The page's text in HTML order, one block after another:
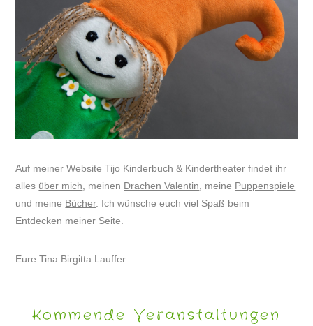
Auf meiner Website Tijo Kinderbuch & Kindertheater findet ihr
alles über mich , meinen Drachen Valentin , meine Puppenspiele
und meine Bücher. Ich wünsche euch viel Spaß beim
Entdecken meiner Seite.
Eure Tina Birgitta Lauffer
Kommende Veranstaltungen